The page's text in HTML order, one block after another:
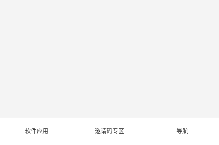
软件应用 邀请码专区 导航